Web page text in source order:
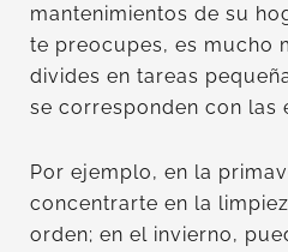
mantenimientos de su
te preocupes, es mucho
divides en tareas
se corresponden con las
Por ejemplo, en la
concentrarte en la
orden; en el invierno,